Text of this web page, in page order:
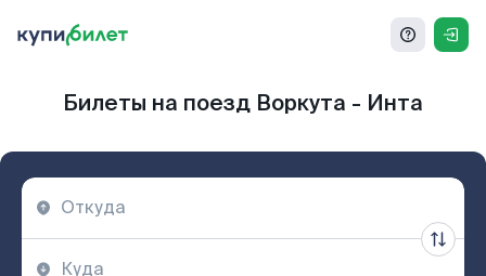
Билеты на поезд Воркута - Инта